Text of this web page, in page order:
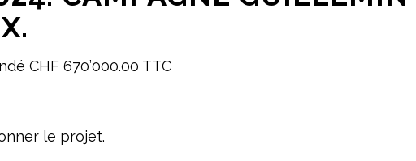
CHF 670’000.00 TTC
le projet.